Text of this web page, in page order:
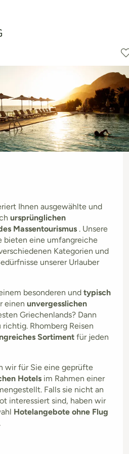
Aktionen
Ihnen ausgewählte und
ursprünglichen
Massentourismus . Unsere
bieten eine umfangreiche
Kategorien und
unserer Urlauber
besonderen und typisch
einen unvergesslichen
Griechenlands? Dann
richtig. Rhomberg Reisen
Sortiment für jeden
wir für Sie eine geprüfte
Hotels im Rahmen einer
Falls sie nicht an
interessiert sind, haben wir
Hotelangebote ohne Flug